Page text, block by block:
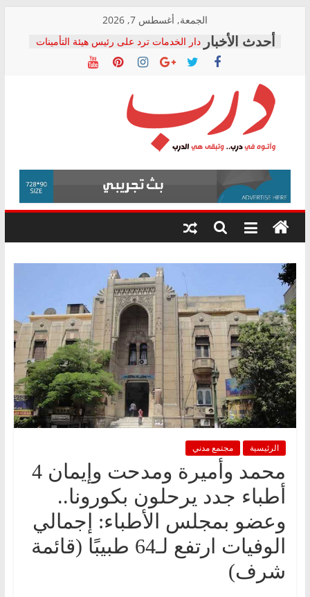
content
الجمعة, أغسطس 7, 2026
دار الخدمات ترد على رئيس هيئة التأمينات
بعد مؤتمره الصحفي: إنكار الأزمة لا ينهي
معاناة أصحاب المعاشات.. ونطالب بكشف
فرحات سليمان يكتب: القطاع الصحي إلى
أين؟
حزب التحالف الشعبي يطلق لجنة “الحق
في الصحة” بالإسكندرية لرصد الانتهاكات
ودعم المرضى
الوزاري لمدينة الصحفيين.. وانتهاء أعمال
إنشاء المبنى الإداري
المجلس القومي لحقوق الإنسان يعلن
متابعة قضية الدكتور محمد زهران.. ويؤكد:
قرينة البراءة وضمانات المحاكمة العادلة
درب
وأتوه
درب..
وتبقى
هي
الرئيسية مجتمع مدني
محمد وأميرة ومدحت وإيمان 4
أطباء جدد يرحلون بكورونا..
وعضو بمجلس الأطباء: إجمالي
الوفيات ارتفع لـ64 طبيبًا (قائمة
شرف)